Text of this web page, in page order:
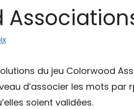
du jeu Colorwood
d’associer les mots
soient validées.